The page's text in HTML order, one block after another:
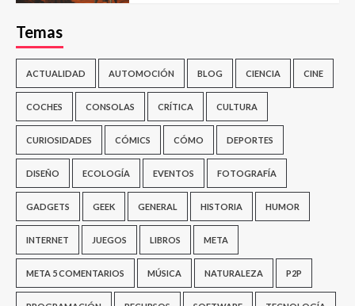
Temas
ACTUALIDAD AUTOMOCIÓN BLOG CIENCIA CINE
COCHES CONSOLAS CRÍTICA CULTURA
CURIOSIDADES CÓMICS CÓMO DEPORTES
DISEÑO ECOLOGÍA EVENTOS FOTOGRAFÍA
GADGETS GEEK GENERAL HISTORIA HUMOR
INTERNET JUEGOS LIBROS META
META 5 COMENTARIOS MÚSICA NATURALEZA P2P